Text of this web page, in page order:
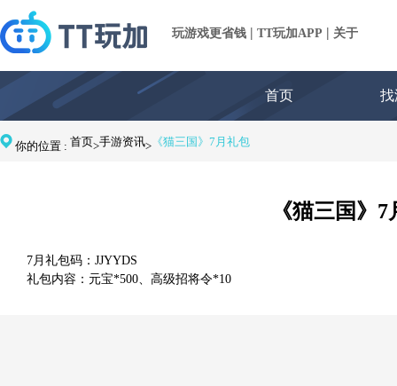
玩游戏更省钱 | TT玩加APP | 关于
首页 找
你的位置 : 首页>手游资讯> 《猫三国》7月礼包
《猫三国》
7月礼包码：JJYYDS
礼包内容：元宝*500、高级招将令*10